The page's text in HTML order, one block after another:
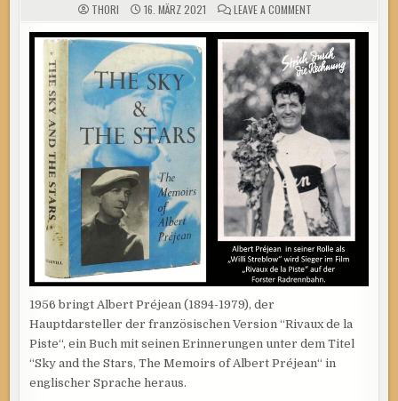
THORI 16. MÄRZ 2021 LEAVE A COMMENTON
VON
ALBERT
PRÉJEAN
AN
DEN
STEHERSPORT,
DIE
DREHARBEITEN
IN
FORST
UND
RÜHMANNS
STURZ
1956 bringt Albert Préjean (1894-1979), der
Hauptdarsteller der französischen Version “Rivaux de la
Piste“, ein Buch mit seinen Erinnerungen unter dem Titel
“Sky and the Stars, The Memoirs of Albert Préjean“ in
englischer Sprache heraus.